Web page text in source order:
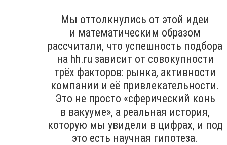
Мы оттолкнулись от этой идеи
и математическим образом
рассчитали, что успешность подбора
на hh.ru зависит от совокупности
трёх факторов: рынка, активности
компании и её привлекательности.
Это не просто «сферический конь
в вакууме», а реальная история,
которую мы увидели в цифрах, и под
это есть научная гипотеза.